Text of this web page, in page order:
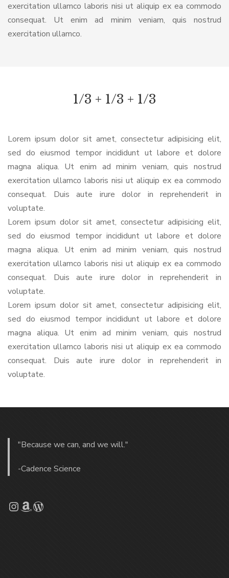
exercitation ullamco laboris nisi ut aliquip ex ea commodo
consequat. Ut enim ad minim veniam, quis nostrud
exercitation ullamco.
1/3 + 1/3 + 1/3
Lorem ipsum dolor sit amet, consectetur adipisicing elit,
sed do eiusmod tempor incididunt ut labore et dolore
magna aliqua. Ut enim ad minim veniam, quis nostrud
exercitation ullamco laboris nisi ut aliquip ex ea commodo
consequat. Duis aute irure dolor in reprehenderit in
voluptate.
Lorem ipsum dolor sit amet, consectetur adipisicing elit,
sed do eiusmod tempor incididunt ut labore et dolore
magna aliqua. Ut enim ad minim veniam, quis nostrud
exercitation ullamco laboris nisi ut aliquip ex ea commodo
consequat. Duis aute irure dolor in reprehenderit in
voluptate.
Lorem ipsum dolor sit amet, consectetur adipisicing elit,
sed do eiusmod tempor incididunt ut labore et dolore
magna aliqua. Ut enim ad minim veniam, quis nostrud
exercitation ullamco laboris nisi ut aliquip ex ea commodo
consequat. Duis aute irure dolor in reprehenderit in
voluptate.
"Because we can, and we will."
-Cadence Science